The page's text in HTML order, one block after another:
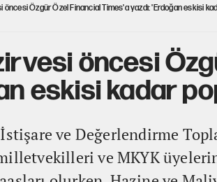
öncesi Özgür Özel Financial Times'a yazdı: 'Erdoğan eskisi
öncesi
eskisi kadar
ve Değerlendirme
ve MKYK